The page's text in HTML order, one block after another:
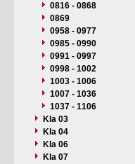
0816 - 0868
0869
0958 - 0977
0985 - 0990
0991 - 0997
0998 - 1002
1003 - 1006
1007 - 1036
1037 - 1106
Kla 03
Kla 04
Kla 06
Kla 07